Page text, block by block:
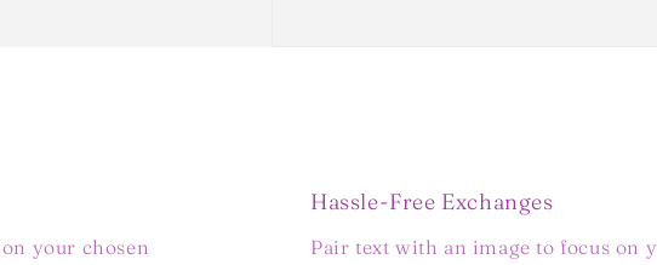
your chosen
Hassle-Free Exchanges
Pair text with an image to focus on